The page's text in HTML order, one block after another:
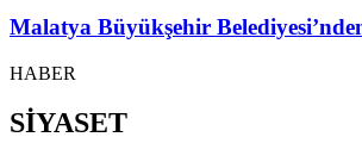
Malatya Büyükşehir
HABER
SİYASET